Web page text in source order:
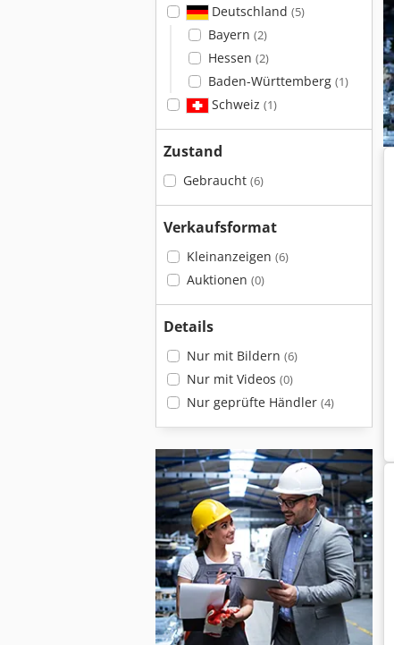
Deutschland (5)
Bayern (2)
Hessen (2)
Baden-Württemberg (1)
Schweiz (1)
Zustand
Gebraucht (6)
Verkaufsformat
Kleinanzeigen (6)
Auktionen (0)
Details
Nur mit Bildern (6)
Nur mit Videos (0)
Nur geprüfte Händler (4)